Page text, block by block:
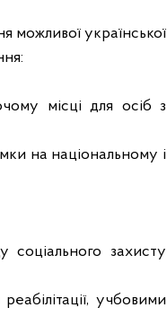
можливої української
місці для осіб з
на національному і
захисту
учбовими